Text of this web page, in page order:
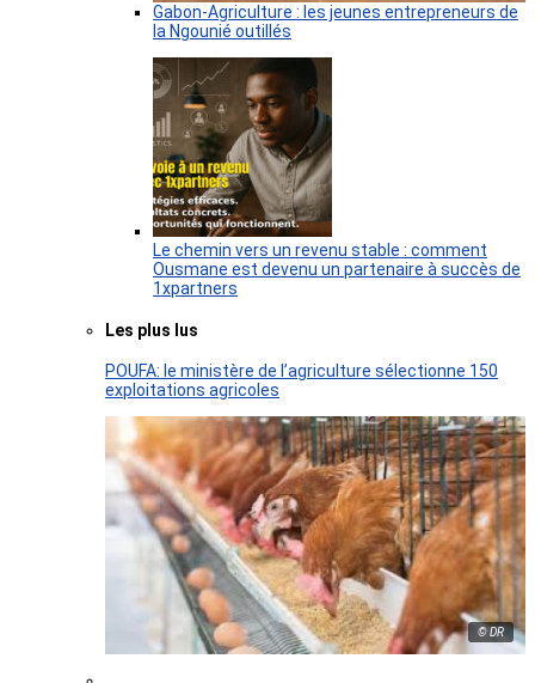
Gabon-Agriculture : les jeunes entrepreneurs de
la Ngounié outillés
Le chemin vers un revenu stable : comment
Ousmane est devenu un partenaire à succès de
1xpartners
Les plus lus
POUFA: le ministère de l’agriculture sélectionne 150
exploitations agricoles
© DR